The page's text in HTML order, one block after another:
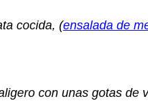
cocida, (ensalada de
con unas gotas de